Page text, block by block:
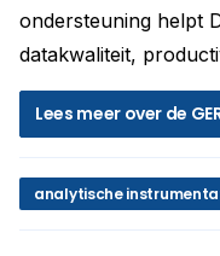
ondersteuning helpt
datakwaliteit,
Lees meer over de
analytische